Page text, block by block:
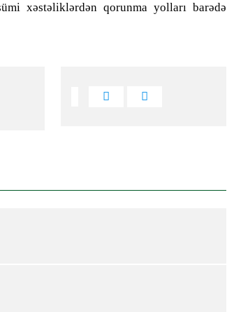
xəstəliklərdən qorunma yolları barədə